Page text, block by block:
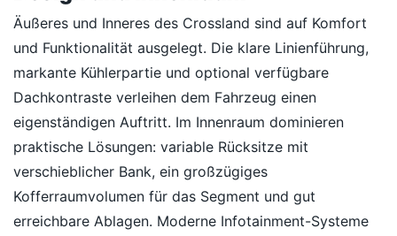
Äußeres und Inneres des Crossland sind auf Komfort
und Funktionalität ausgelegt. Die klare Linienführung,
markante Kühlerpartie und optional verfügbare
Dachkontraste verleihen dem Fahrzeug einen
eigenständigen Auftritt. Im Innenraum dominieren
praktische Lösungen: variable Rücksitze mit
verschieblicher Bank, ein großzügiges
Kofferraumvolumen für das Segment und gut
erreichbare Ablagen. Moderne Infotainment-Systeme